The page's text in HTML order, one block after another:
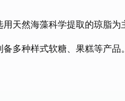
用天然海藻科学提取的琼脂为
备多种样式软糖、果糕等产品